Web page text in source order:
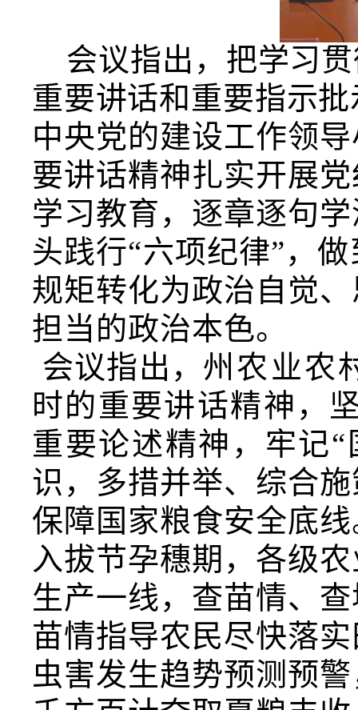
会议指出，把学习
重要讲话和重要指示
中央党的建设工作领
要讲话精神扎实开展
学习教育，逐章逐句
头践行“六项纪律”，
规矩转化为政治自觉
担当的政治本色。
会议指出， 州农业农
时的重要讲话精神，
重要论述精神，牢记
识，多措并举、综合
保障国家粮食安全底
入拔节孕穗期，各级
生产一线，查苗情、
苗情指导农民尽快落
虫害发生趋势预测预